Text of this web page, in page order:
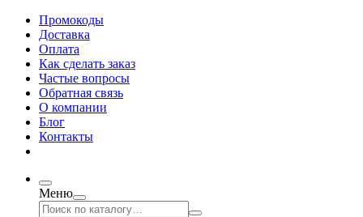
Промокоды
Доставка
Оплата
Как сделать заказ
Частые вопросы
Обратная связь
О компании
Блог
Контакты
Меню